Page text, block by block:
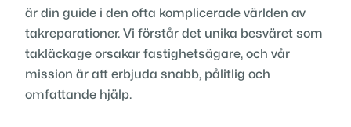
är din guide i den ofta komplicerade världen av
takreparationer. Vi förstår det unika besväret som
takläckage orsakar fastighetsägare, och vår
mission är att erbjuda snabb, pålitlig och
omfattande hjälp.